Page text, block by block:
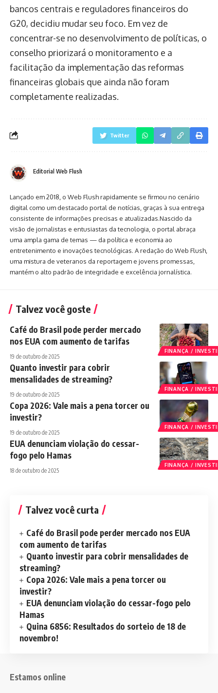
bancos centrais e reguladores financeiros do
G20, decidiu mudar seu foco. Em vez de
concentrar-se no desenvolvimento de políticas, o
conselho priorizará o monitoramento e a
facilitação da implementação das reformas
financeiras globais que ainda não foram
completamente realizadas.
Twitter
Editorial Web Flush
Lançado em 2018, o Web Flush rapidamente se firmou no cenário
digital como um destacado portal de notícias, graças à sua entrega
consistente de informações precisas e atualizadas.Nascido da
visão de jornalistas e entusiastas da tecnologia, o portal abraça
uma ampla gama de temas — da política e economia ao
entretenimento e inovações tecnológicas. A redação do Web Flush,
uma mistura de veteranos da reportagem e jovens promessas,
mantém o alto padrão de integridade e excelência jornalística.
Talvez você goste
FINANÇA /
Café do Brasil pode perder mercado
nos EUA com aumento de tarifas
19 de outubro de 2025
FINANÇA /
Quanto investir para cobrir
mensalidades de streaming?
19 de outubro de 2025
FINANÇA /
Copa 2026: Vale mais a pena torcer ou
investir?
19 de outubro de 2025
FINANÇA /
EUA denunciam violação do cessar-
fogo pelo Hamas
18 de outubro de 2025
Talvez você curta
Café do Brasil pode perder mercado nos EUA
com aumento de tarifas
Quanto investir para cobrir mensalidades de
streaming?
Copa 2026: Vale mais a pena torcer ou
investir?
EUA denunciam violação do cessar-fogo pelo
Hamas
Quina 6856: Resultados do sorteio de 18 de
novembro!
Estamos online